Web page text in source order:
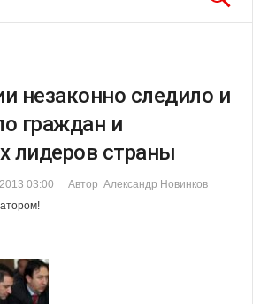
незаконно следило и
граждан и
лидеров страны
03:00
Автор Александр Новинков